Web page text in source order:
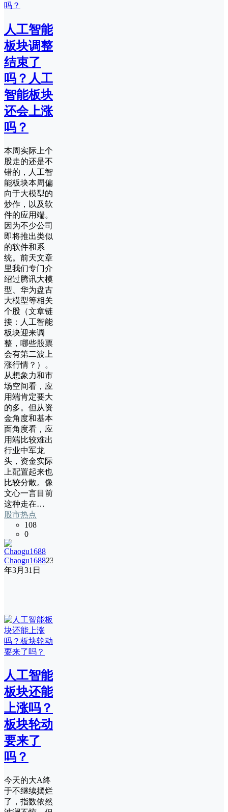
人工智能
板块调整
结束了
吗？人工
智能板块
还会上涨
吗？
本周实际上个
股走的还是不
错的，人工智
能板块本周偏
向于大模型的
炒作，以及软
件的应用端。
因为不少公司
即将推出类似
的软件和系
统。前天文章
里我们专门介
绍过腾讯大模
型、华为盘古
大模型等相关
个股（文章链
接：人工智能
板块迎来调
整，哪些股票
会有第二波上
涨行情？）。
从想象力和市
场空间看，应
用端肯定要大
的多。但从资
金角度和基本
面角度看，应
用端比较难出
行业中军龙
头，资金实际
上配置起来也
比较分散。像
文心一言目前
这种走在…
股市热点
108
0
Chaogu168823
年3月31日
人工智能
板块还能
上涨吗？
板块轮动
要来了
吗？
今天的大A终
于不继续摆烂
了，指数依然